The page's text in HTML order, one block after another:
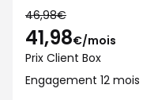
46,98€
41,98€/mois
Prix Client Box
Engagement 12 mois